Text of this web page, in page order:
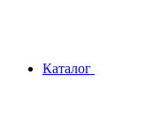
Каталог